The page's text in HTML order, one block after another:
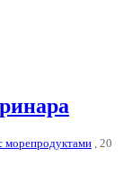
морепродуктами , 20